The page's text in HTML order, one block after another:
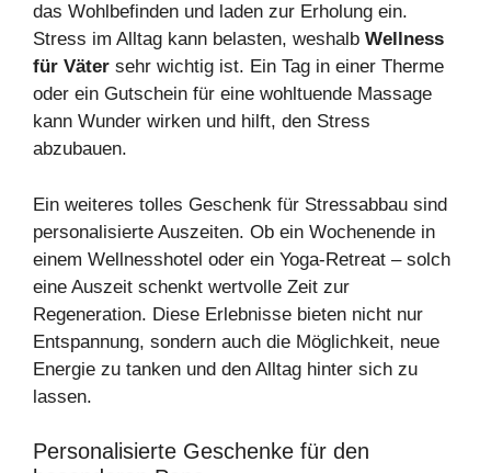
das Wohlbefinden und laden zur Erholung ein.
Stress im Alltag kann belasten, weshalb Wellness
für Väter sehr wichtig ist. Ein Tag in einer Therme
oder ein Gutschein für eine wohltuende Massage
kann Wunder wirken und hilft, den Stress
abzubauen.
Ein weiteres tolles Geschenk für Stressabbau sind
personalisierte Auszeiten. Ob ein Wochenende in
einem Wellnesshotel oder ein Yoga-Retreat – solch
eine Auszeit schenkt wertvolle Zeit zur
Regeneration. Diese Erlebnisse bieten nicht nur
Entspannung, sondern auch die Möglichkeit, neue
Energie zu tanken und den Alltag hinter sich zu
lassen.
Personalisierte Geschenke für den